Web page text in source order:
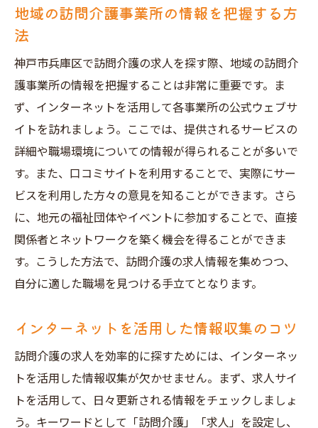
集する方法
地域の福祉イベントでの情報交換
地元の老人ホームやデイサービスを訪問
訪問介護に特化した求人アプリの活用
求人情報の信頼性を見極めるポイント
介護職のSNSコミュニティに参加する
訪問介護の求人応募時に知っておくべきポイン
トとは
面接でのアピールポイントのまとめ方
訪問介護職に求められるスキルと資格
質問しやすい雰囲気作りの重要性
逆質問で自身の意欲を伝えるテクニック
神戸市兵庫区で訪問介護に応募する際の心構え
訪問介護の使命感とやりがいを理解する
地域の訪問介護事業所の情報を把握する方
法
神戸市兵庫区で訪問介護の求人を探す際、地域の訪問介
護事業所の情報を把握することは非常に重要です。ま
ず、インターネットを活用して各事業所の公式ウェブサ
イトを訪れましょう。ここでは、提供されるサービスの
詳細や職場環境についての情報が得られることが多いで
す。また、口コミサイトを利用することで、実際にサー
ビスを利用した方々の意見を知ることができます。さら
に、地元の福祉団体やイベントに参加することで、直接
関係者とネットワークを築く機会を得ることができま
す。こうした方法で、訪問介護の求人情報を集めつつ、
自分に適した職場を見つける手立てとなります。
インターネットを活用した情報収集のコツ
訪問介護の求人を効率的に探すためには、インターネッ
トを活用した情報収集が欠かせません。まず、求人サイ
トを活用して、日々更新される情報をチェックしましょ
う。キーワードとして「訪問介護」「求人」を設定し、